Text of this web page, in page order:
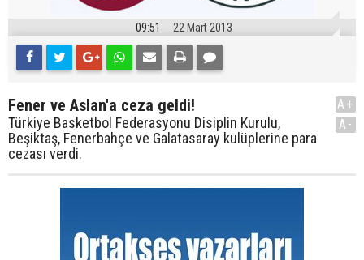
09:51 22 Mart 2013
Fener ve Aslan'a ceza geldi!
Türkiye Basketbol Federasyonu Disiplin Kurulu,
Beşiktaş, Fenerbahçe ve Galatasaray kulüplerine para
cezası verdi.
A+
A-